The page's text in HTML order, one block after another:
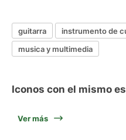
guitarra instrumento de
musica y multimedia
Iconos con el mismo
Ver más